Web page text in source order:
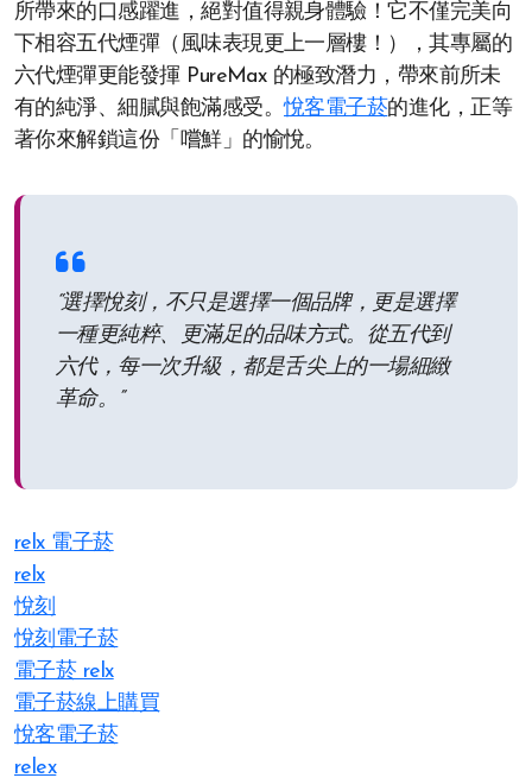
所帶來的口感躍進，絕對值得親身體驗！它不僅完美向
下相容五代煙彈（風味表現更上一層樓！），其專屬的
六代煙彈更能發揮 PureMax 的極致潛力，帶來前所未
有的純淨、細膩與飽滿感受。悅客電子菸的進化，正等
著你來解鎖這份「嚐鮮」的愉悅。
“選擇悅刻，不只是選擇一個品牌，更是選擇
一種更純粹、更滿足的品味方式。從五代到
六代，每一次升級，都是舌尖上的一場細緻
革命。”
relx 電子菸
relx
悅刻
悅刻電子菸
電子菸 relx
電子菸線上購買
悅客電子菸
relex